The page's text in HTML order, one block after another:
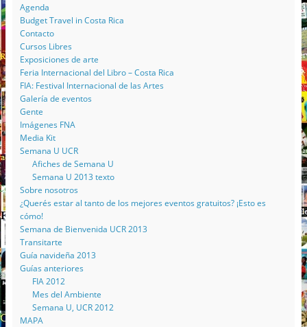
Agenda
Budget Travel in Costa Rica
Contacto
Cursos Libres
Exposiciones de arte
Feria Internacional del Libro – Costa Rica
FIA: Festival Internacional de las Artes
Galería de eventos
Gente
Imágenes FNA
Media Kit
Semana U UCR
Afiches de Semana U
Semana U 2013 texto
Sobre nosotros
¿Querés estar al tanto de los mejores eventos gratuitos? ¡Esto es
cómo!
Semana de Bienvenida UCR 2013
Transitarte
Guía navideña 2013
Guías anteriores
FIA 2012
Mes del Ambiente
Semana U, UCR 2012
MAPA